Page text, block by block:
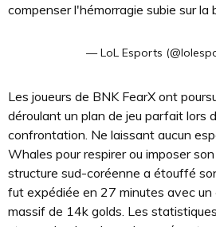
compenser l'hémorragie subie sur la
— LoL Esports
Les joueurs de BNK FearX ont
déroulant un plan de jeu parfait lors
confrontation. Ne laissant aucun
Whales pour respirer ou imposer
structure sud-coréenne a étouffé
fut expédiée en 27 minutes avec un
massif de 14k golds. Les